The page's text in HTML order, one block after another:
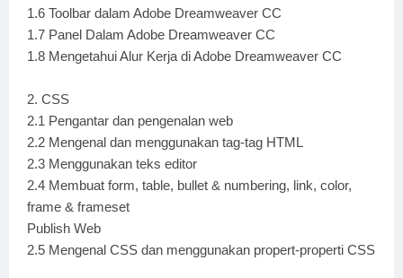
1.6 Toolbar dalam Adobe Dreamweaver CC
1.7 Panel Dalam Adobe Dreamweaver CC
1.8 Mengetahui Alur Kerja di Adobe Dreamweaver CC
2. CSS
2.1 Pengantar dan pengenalan web
2.2 Mengenal dan menggunakan tag-tag HTML
2.3 Menggunakan teks editor
2.4 Membuat form, table, bullet & numbering, link, color,
frame & frameset
Publish Web
2.5 Mengenal CSS dan menggunakan propert-properti CSS